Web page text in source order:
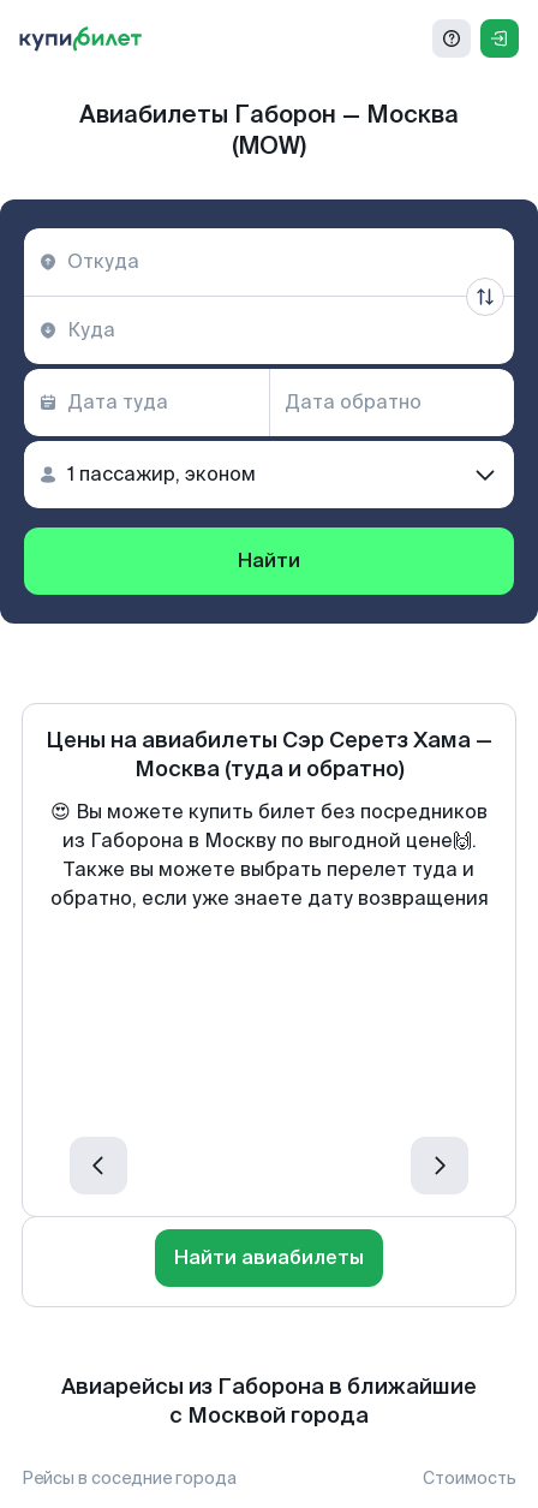
Авиабилеты Габорон — Москва
(MOW)
Найти
Цены на авиабилеты Сэр Серетз Хама —
Москва (туда и обратно)
😍 Вы можете купить билет без посредников
из Габорона в Москву по выгодной цене🙌.
Также вы можете выбрать перелет туда и
обратно, если уже знаете дату возвращения
Найти авиабилеты
Авиарейсы из Габорона в ближайшие
с Москвой города
Рейсы в соседние города Стоимость